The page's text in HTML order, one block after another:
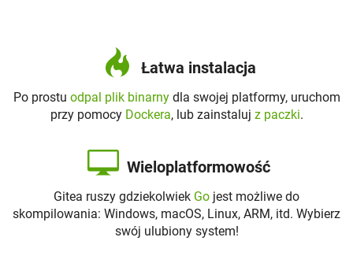
Łatwa instalacja
Po prostu odpal plik binarnydla swojej platformy, uruchom
przy pomocy Dockera, lub zainstaluj z paczki.
Wieloplatformowość
Gitea ruszy gdziekolwiek Go jest możliwe do
skompilowania: Windows, macOS, Linux, ARM, itd. Wybierz
swój ulubiony system!